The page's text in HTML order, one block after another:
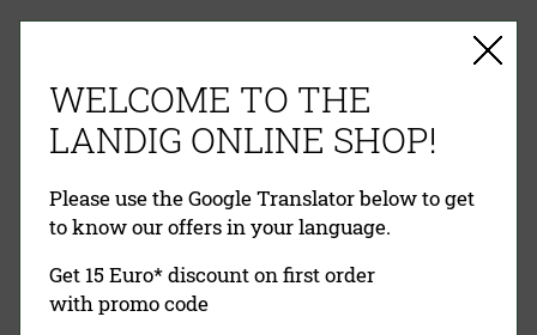
WELCOME TO THE
LANDIG ONLINE SHOP!
Please use the Google Translator below to get
to know our offers in your language.
Get 15 Euro* discount on first order
with promo code